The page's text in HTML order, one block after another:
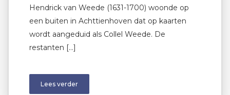
Hendrick van Weede (1631-1700) woonde op
een buiten in Achttienhoven dat op kaarten
wordt aangeduid als Collel Weede. De
restanten […]
Lees verder